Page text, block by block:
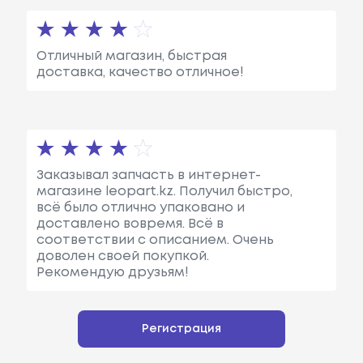
Отличный магазин, быстрая
доставка, качество отличное!
Заказывал запчасть в интернет-
магазине leopart.kz. Получил быстро,
всё было отлично упаковано и
доставлено вовремя. Всё в
соответствии с описанием. Очень
доволен своей покупкой.
Рекомендую друзьям!
Регистрация